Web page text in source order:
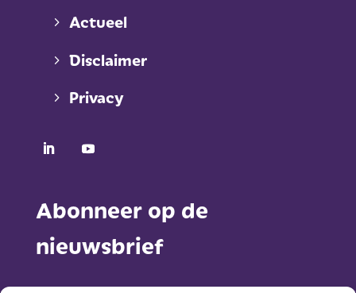
Actueel
Disclaimer
Privacy
Abonneer op de
nieuwsbrief